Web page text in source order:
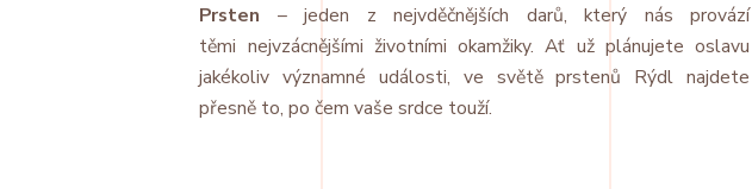
Prsten – jeden z nejvděčnějších darů, který nás provází
těmi nejvzácnějšími životními okamžiky. Ať už plánujete oslavu
jakékoliv významné události, ve světě prstenů Rýdl najdete
přesně to, po čem vaše srdce touží.